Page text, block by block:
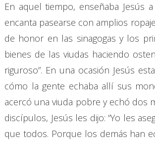
En aquel tiempo, enseñaba Jesús
encanta pasearse con amplios
de honor en las sinagogas y los
bienes de las viudas haciendo
riguroso”. En una ocasión Jesús
cómo la gente echaba allí sus
acercó una viuda pobre y echó dos
discípulos, Jesús les dijo: “Yo les
que todos. Porque los demás han